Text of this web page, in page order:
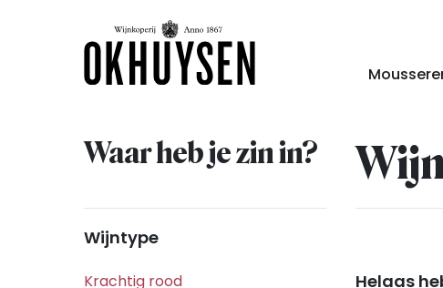
Waar heb je zin in?
Wijntype
Helaas